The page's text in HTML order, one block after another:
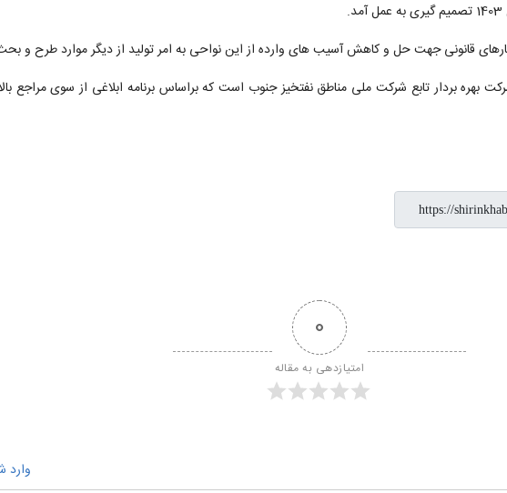
قانونی جهت حل و کاهش آسیب های وارده از این نواحی به امر تولید از دیگر موارد طرح و
0
امتیازدهی به مقاله